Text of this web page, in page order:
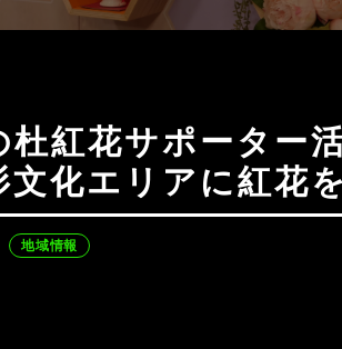
文化エリアに紅花
地域情報